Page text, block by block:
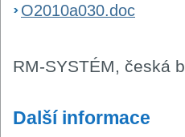
O2010a030.doc
RM-SYSTÉM, česká
Další informace